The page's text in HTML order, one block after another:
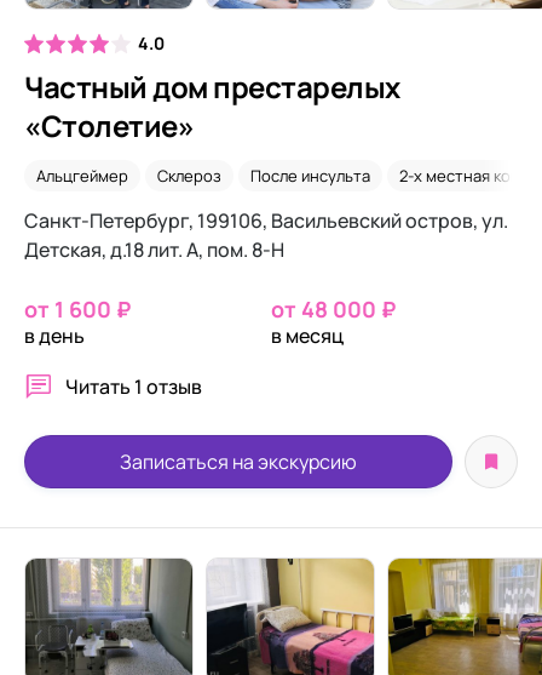
4.0
Частный дом престарелых
«Столетие»
Альцгеймер Склероз После инсульта 2-х местная
Санкт-Петербург, 199106, Васильевский остров, ул.
Детская, д.18 лит. А, пом. 8-Н
от 1 600 ₽
в день
от 48 000 ₽
в месяц
Читать 1 отзыв
Записаться на экскурсию